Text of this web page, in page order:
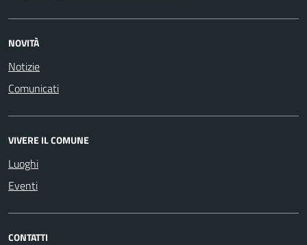
NOVITÀ
Notizie
Comunicati
VIVERE IL COMUNE
Luoghi
Eventi
CONTATTI